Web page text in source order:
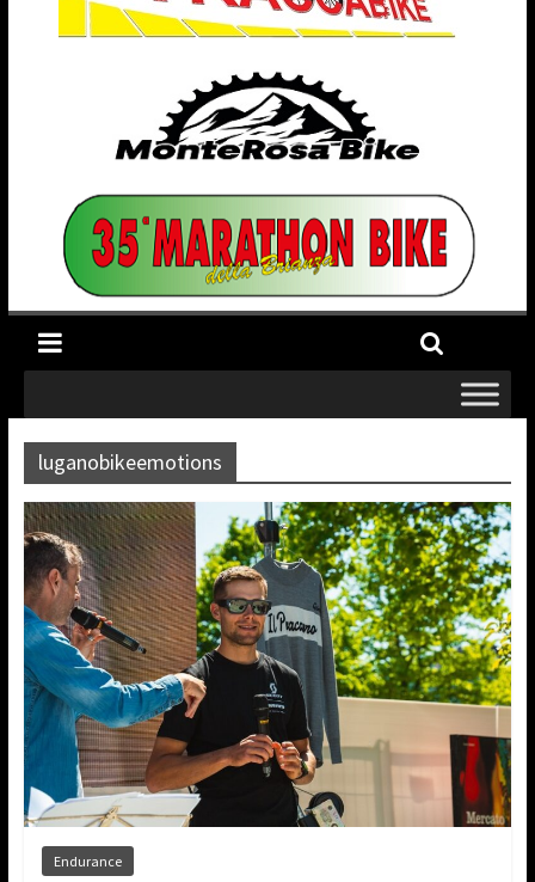
luganobikeemotions
Endurance